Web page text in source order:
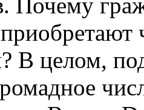
В целом,